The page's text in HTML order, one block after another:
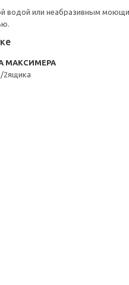
водой или неабразивным
МАКСИМЕРА
2ящика